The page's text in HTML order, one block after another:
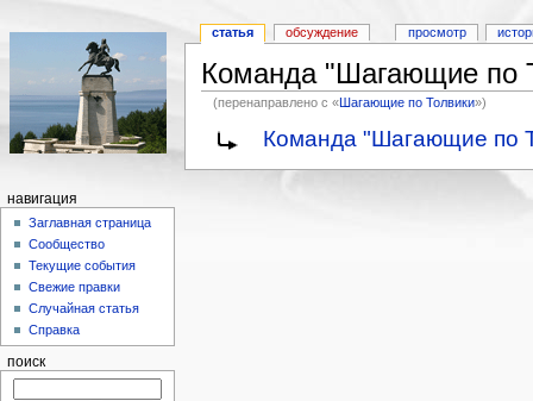
Команда "Шагающие по
(перенаправлено с «Шагающие по Толвики»)
Команда "Шагающие по
статья обсуждение просмотр
навигация
Заглавная страница
Сообщество
Текущие события
Свежие правки
Случайная статья
Справка
поиск